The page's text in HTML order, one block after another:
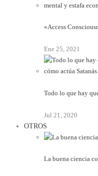
«Access
Ene 25, 2021
Todo lo que hay que
Jul 21, 2020
OTROS
La buena ciencia